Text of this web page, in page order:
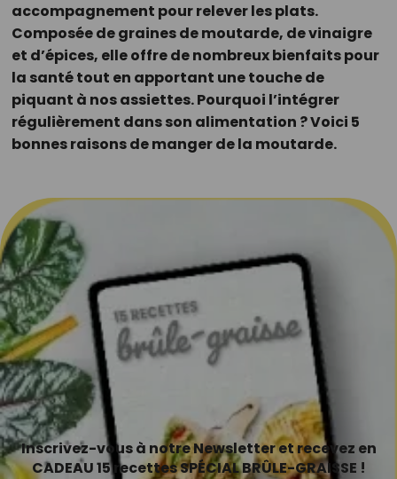
accompagnement pour relever les plats.
Composée de graines de moutarde, de vinaigre
et d’épices, elle offre de nombreux bienfaits pour
la santé tout en apportant une touche de
piquant à nos assiettes. Pourquoi l’intégrer
régulièrement dans son alimentation ? Voici 5
bonnes raisons de manger de la moutarde.
Inscrivez-vous à notre Newsletter et recevez en
CADEAU 15 recettes SPÉCIAL BRÛLE-GRAISSE !